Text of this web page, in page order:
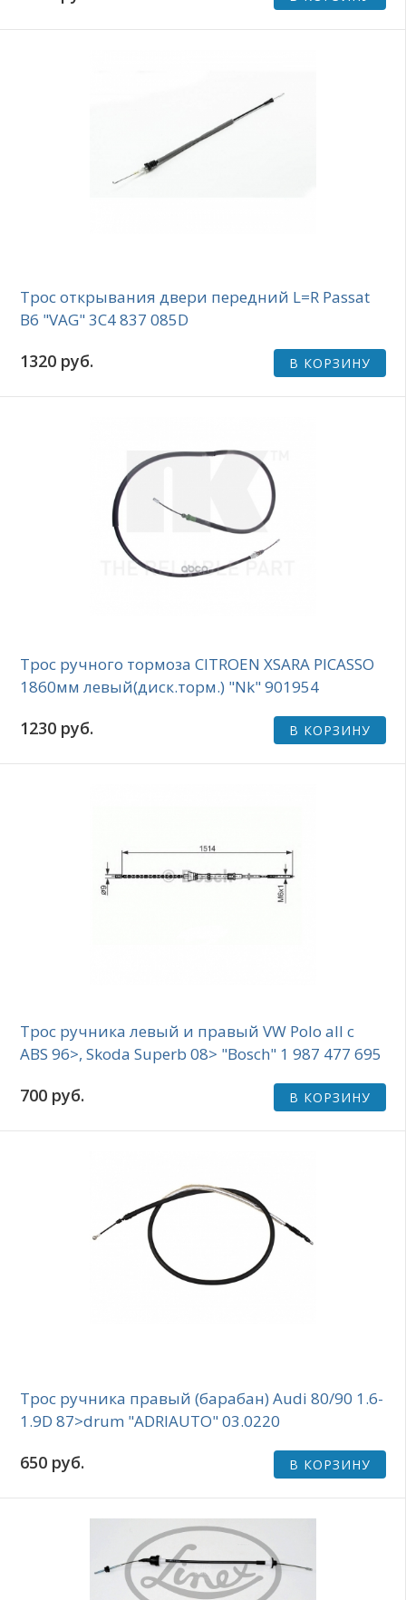
Трос открывания двери передний L=R Passat
B6 "VAG" 3C4 837 085D
1320 руб. В КОРЗИНУ
Трос ручного тормоза CITROEN XSARA PICASSO
1860мм левый(диск.торм.) "Nk" 901954
1230 руб. В КОРЗИНУ
Трос ручника левый и правый VW Polo all с
ABS 96>, Skoda Superb 08> "Bosch" 1 987 477 695
700 руб. В КОРЗИНУ
Трос ручника правый (барабан) Audi 80/90 1.6-
1.9D 87>drum "ADRIAUTO" 03.0220
650 руб. В КОРЗИНУ